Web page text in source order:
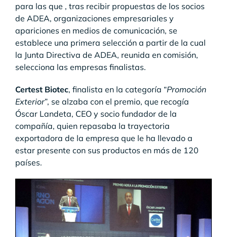
para las que , tras recibir propuestas de los socios
de ADEA, organizaciones empresariales y
apariciones en medios de comunicación, se
establece una primera selección a partir de la cual
la Junta Directiva de ADEA, reunida en comisión,
selecciona las empresas finalistas.
Certest Biotec, finalista en la categoría “Promoción
Exterior”, se alzaba con el premio, que recogía
Óscar Landeta, CEO y socio fundador de la
compañía, quien repasaba la trayectoria
exportadora de la empresa que le ha llevado a
estar presente con sus productos en más de 120
países.